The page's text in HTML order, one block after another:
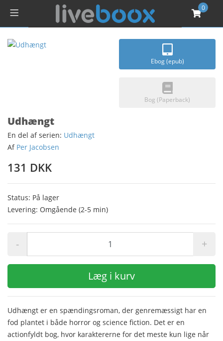
0
Ebog (epub)
Bog (Paperback)
Udhængt
En del af serien: Udhængt
Af Per Jacobsen
131 DKK
Status: På lager
Levering: Omgående (2-5 min)
- +
Læg i kurv
Udhængt er en spændingsroman, der genremæssigt har en
fod plantet i både horror og science fiction. Det er en
actionfyldt bog, hvor karaktererne for det meste kun lige når